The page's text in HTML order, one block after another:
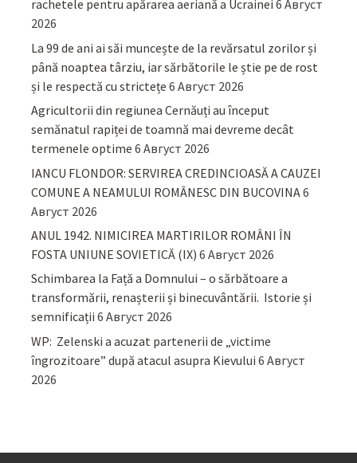
rachetele pentru apărarea aeriană a Ucrainei 6 Август
2026
La 99 de ani ai săi muncește de la revărsatul zorilor și
până noaptea târziu, iar sărbătorile le știe pe de rost
și le respectă cu strictețe 6 Август 2026
Agricultorii din regiunea Cernăuți au început
semănatul rapiței de toamnă mai devreme decât
termenele optime 6 Август 2026
IANCU FLONDOR: SERVIREA CREDINCIOASĂ A CAUZEI
COMUNE A NEAMULUI ROMÂNESC DIN BUCOVINA6
Август 2026
ANUL 1942. NIMICIREA MARTIRILOR ROMÂNI ÎN
FOSTA UNIUNE SOVIETICĂ (IX) 6 Август 2026
Schimbarea la Față a Domnului – o sărbătoare a
transformării, renașterii și binecuvântării. Istorie și
semnificații 6 Август 2026
WP: Zelenski a acuzat partenerii de „victime
îngrozitoare” după atacul asupra Kievului 6 Август
2026